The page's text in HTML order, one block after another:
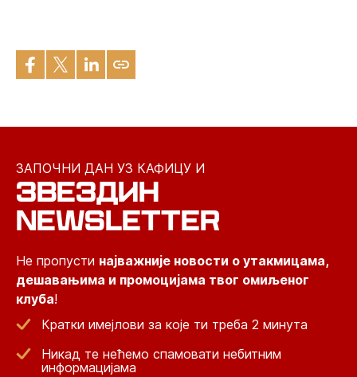
ЗАПОЧНИ ДАН УЗ КАФИЦУ И
ЗВЕЗДИН
NEWSLETTER
Не пропусти најважније новости о утакмицама,
дешавањима и промоцијама твог омиљеног
клуба!
Кратки имејлови за које ти треба 2 минута
Никад те нећемо спамовати небитним
информацијама